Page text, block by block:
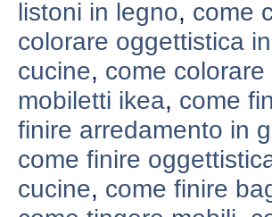
listoni in legno, come
colorare oggettistica
cucine, come colorare
mobiletti ikea, come
finire arredamento in
come finire
cucine, come finire